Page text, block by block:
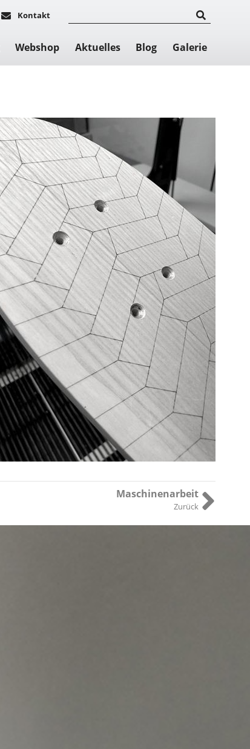
Kontakt
Webshop Aktuelles Blog Galerie
Maschinenarbeit
Zurück